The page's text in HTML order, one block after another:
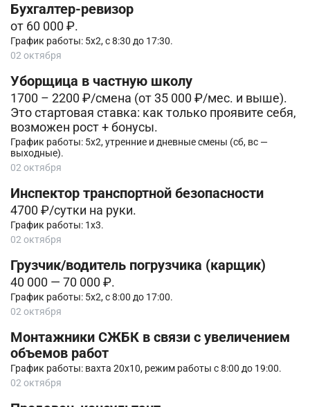
Бухгалтер-ревизор
от 60 000 ₽.
График работы: 5х2, с 8:30 до 17:30.
02 октября
Уборщица в частную школу
1700 – 2200 ₽/смена (от 35 000 ₽/мес. и выше).
Это стартовая ставка: как только проявите себя,
возможен рост + бонусы.
График работы: 5х2, утренние и дневные смены (сб, вс —
выходные).
02 октября
Инспектор транспортной безопасности
4700 ₽/сутки на руки.
График работы: 1х3.
02 октября
Грузчик/водитель погрузчика (карщик)
40 000 — 70 000 ₽.
График работы: 5х2, с 8:00 до 17:00.
02 октября
Монтажники СЖБК в связи с увеличением
объемов работ
График работы: вахта 20х10, режим работы с 8:00 до 19:00.
02 октября